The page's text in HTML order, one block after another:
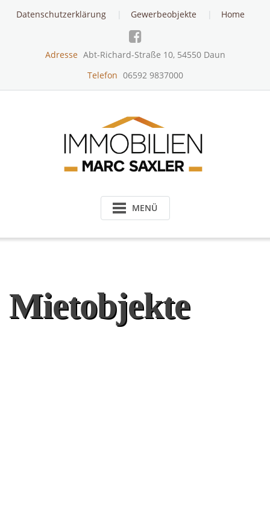
Datenschutzerklärung Gewerbeobjekte Home
Adresse Abt-Richard-Straße 10, 54550 Daun
Telefon 06592 9837000
MENÜ
Mietobjekte